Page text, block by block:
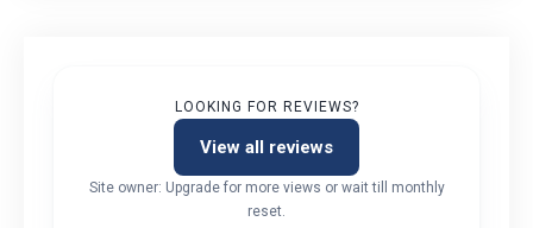
LOOKING FOR REVIEWS?
View all reviews
Site owner: Upgrade for more views or wait till monthly
reset.